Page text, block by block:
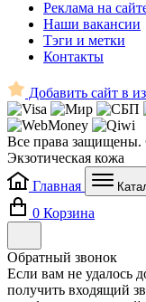
Реклама на
Наши вакансии
Тэги и метки
Контакты
Добавить сайт в
Все права защищены.
Экзотическая кожа
Главная
0 Корзина
Обратный звонок
Если вам не удалось
получить входящий